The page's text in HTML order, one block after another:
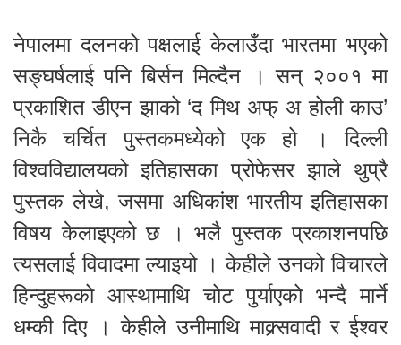
नेपालमा दलनको पक्षलाई केलाउँदा भारतमा भएको
सङ्घर्षलाई पनि बिर्सन मिल्दैन । सन् २००१ मा
प्रकाशित डीएन झाको ‘द मिथ अफ् अ होली काउ’
निकै चर्चित पुस्तकमध्येको एक हो । दिल्ली
विश्वविद्यालयको इतिहासका प्रोफेसर झाले थुप्रै
पुस्तक लेखे, जसमा अधिकांश भारतीय इतिहासका
विषय केलाइएको छ । भलै पुस्तक प्रकाशनपछि
त्यसलाई विवादमा ल्याइयो । केहीले उनको विचारले
हिन्दुहरूको आस्थामाथि चोट पुर्याएको भन्दै मार्ने
धम्की दिए । केहीले उनीमाथि माक्र्सवादी र ईश्वर